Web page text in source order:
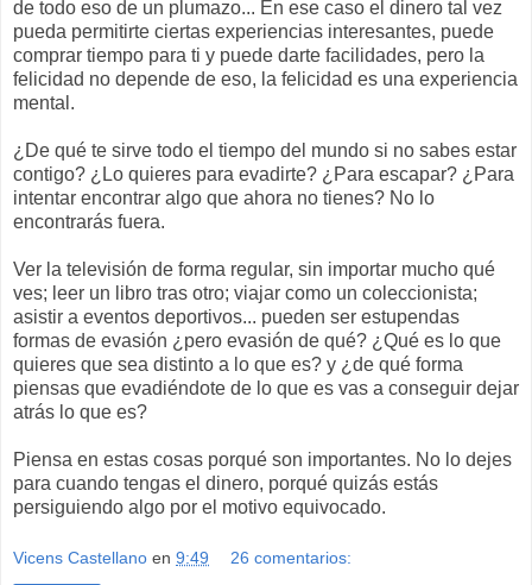
de todo eso de un plumazo... En ese caso el dinero tal vez
pueda permitirte ciertas experiencias interesantes, puede
comprar tiempo para ti y puede darte facilidades, pero la
felicidad no depende de eso, la felicidad es una experiencia
mental.
¿De qué te sirve todo el tiempo del mundo si no sabes estar
contigo? ¿Lo quieres para evadirte? ¿Para escapar? ¿Para
intentar encontrar algo que ahora no tienes? No lo
encontrarás fuera.
Ver la televisión de forma regular, sin importar mucho qué
ves; leer un libro tras otro; viajar como un coleccionista;
asistir a eventos deportivos... pueden ser estupendas
formas de evasión ¿pero evasión de qué? ¿Qué es lo que
quieres que sea distinto a lo que es? y ¿de qué forma
piensas que evadiéndote de lo que es vas a conseguir dejar
atrás lo que es?
Piensa en estas cosas porqué son importantes. No lo dejes
para cuando tengas el dinero, porqué quizás estás
persiguiendo algo por el motivo equivocado.
Vicens Castellano en 9:49 26 comentarios: